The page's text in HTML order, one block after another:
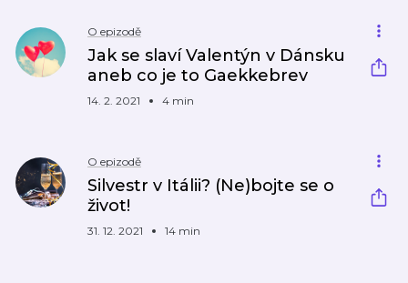
O epizodě
Jak se slaví Valentýn v Dánsku
aneb co je to Gaekkebrev
14. 2. 2021 4 min
O epizodě
Silvestr v Itálii? (Ne)bojte se o
život!
31. 12. 2021 14 min